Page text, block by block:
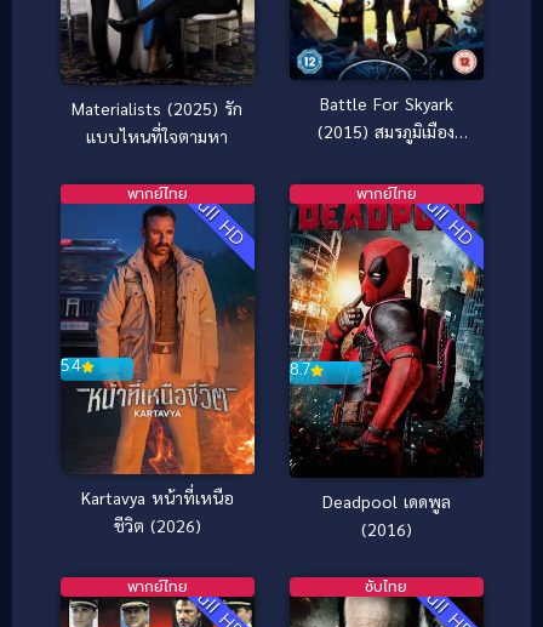
Materialists (2025) รัก
แบบไหนที่ใจตามหา
Battle For Skyark
(2015) สมรภูมิเมือง
Full HD
5.4
พากย์ไทย
Kartavya หน้าที่เหนือ
ชีวิต (2026)
Full HD
8.7
พากย์ไทย
Deadpool เดดพูล
(2016)
Full HD
พากย์ไทย Full HD
ซับไทย